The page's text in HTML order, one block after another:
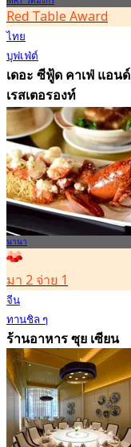
Red Table Award
ไทย
บุฟเฟ่ต์
เดอะ ซีฟู้ด คาเฟ่ แอนด์
เรสเตอรองท์
4.8
30.2K การจอง
จาก฿ 645
นานา
มา 2 จ่าย 1
จีน
ทานชิล ๆ
ร้านอาหาร ซุย เซียน
โรงแรมแลนด์มาร์ค
4.7
15K การจอง
จาก฿ 808